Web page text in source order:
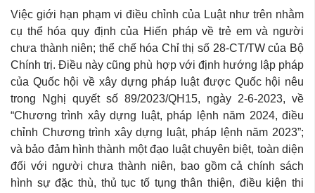
Việc giới hạn phạm vi điều chỉnh của Luật như trên nhằm
cụ thể hóa quy định của Hiến pháp về trẻ em và người
chưa thành niên; thể chế hóa Chỉ thị số 28-CT/TW của Bộ
Chính trị. Điều này cũng phù hợp với định hướng lập pháp
của Quốc hội về xây dựng pháp luật được Quốc hội nêu
trong Nghị quyết số 89/2023/QH15, ngày 2-6-2023, về
“Chương trình xây dựng luật, pháp lệnh năm 2024, điều
chỉnh Chương trình xây dựng luật, pháp lệnh năm 2023”;
và bảo đảm hình thành một đạo luật chuyên biệt, toàn diện
đối với người chưa thành niên, bao gồm cả chính sách
hình sự đặc thù, thủ tục tố tụng thân thiện, điều kiện thi